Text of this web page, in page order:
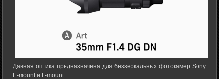
Данная оптика предназначена для беззеркальных фотокамер Sony
E-mount и L-mount.